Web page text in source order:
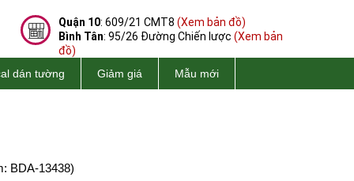
Quận 10: 609/21 CMT8 (Xem bản đồ)
Bình Tân: 95/26 Đường Chiến lược (Xem bản
đồ)
dán tường
Giảm giá Mẫu mới
BDA-13438)